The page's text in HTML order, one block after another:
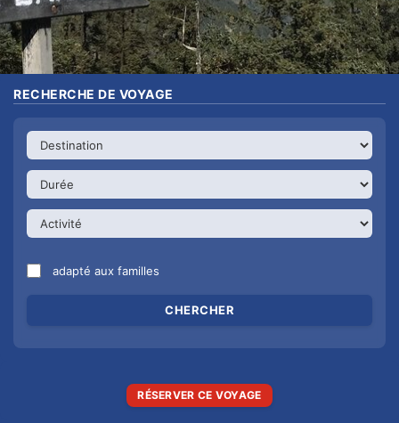
RECHERCHE DE VOYAGE
adapté aux familles
RÉSERVER CE VOYAGE